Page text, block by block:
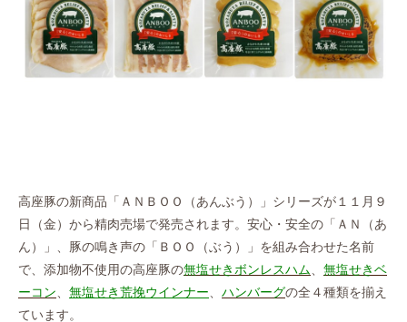
高座豚の新商品「ＡＮＢＯＯ（あんぶう）」シリーズが１１月９
日（金）から精肉売場で発売されます。安心・安全の「ＡＮ（あ
ん）」、豚の鳴き声の「ＢＯＯ（ぶう）」を組み合わせた名前
で、添加物不使用の高座豚の無塩せきボンレスハム、 無塩せきベ
ーコン、 無塩せき荒挽ウインナー、 ハンバーグの全４種類を揃え
ています。